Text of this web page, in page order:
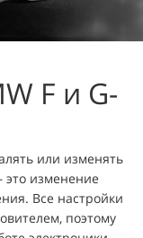
F и G-
или изменять
это изменение
Все настройки
поэтому